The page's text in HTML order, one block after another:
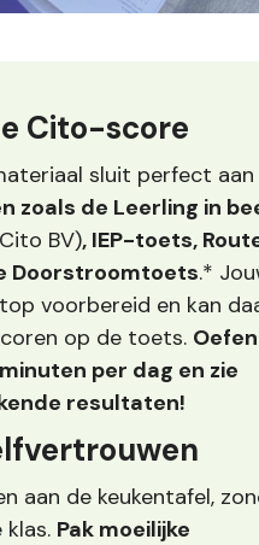
Cito-score
sluit perfect
zoals de Leerling in
BV), IEP-toets,
Doorstroomtoets.*
voorbereid en kan
op de toets. Oefen
per dag en zie
resultaten!
aan de keukentafel,
klas. Pak moeilijke